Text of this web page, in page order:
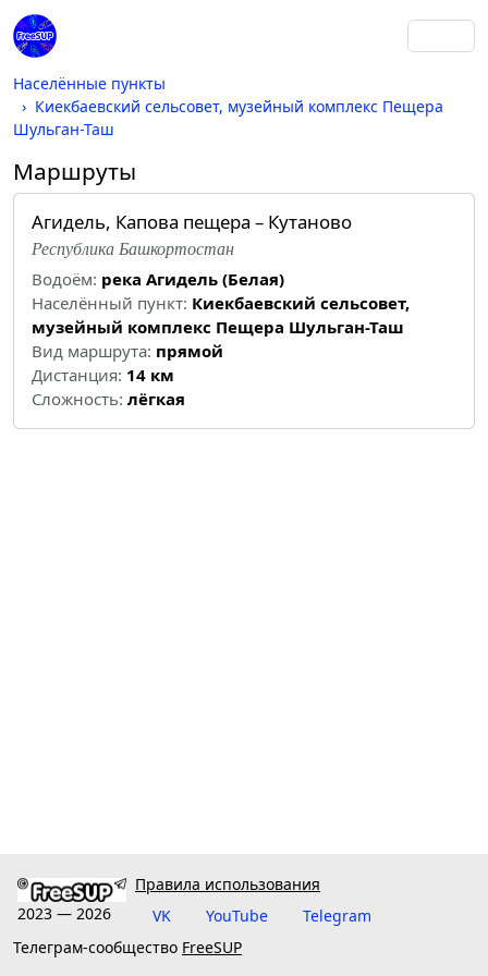
Населённые пункты
Киекбаевский сельсовет, музейный комплекс Пещера
Шульган-Таш
Маршруты
Агидель, Капова пещера – Кутаново
Республика Башкортостан
Водоём: река Агидель (Белая)
Населённый пункт: Киекбаевский сельсовет,
музейный комплекс Пещера Шульган-Таш
Вид маршрута: прямой
Дистанция: 14 км
Cложность: лёгкая
2023 — 2026
Правила использования
VK
YouTube
Telegram
Телеграм-сообщество FreeSUP